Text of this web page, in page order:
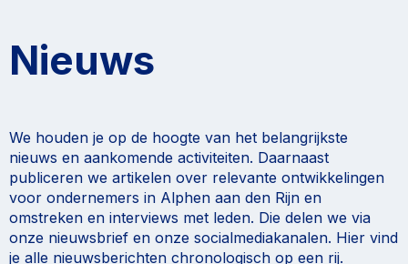
Nieuws
We houden je op de hoogte van het belangrijkste
nieuws en aankomende activiteiten. Daarnaast
publiceren we artikelen over relevante ontwikkelingen
voor ondernemers in Alphen aan den Rijn en
omstreken en interviews met leden. Die delen we via
onze nieuwsbrief en onze socialmediakanalen. Hier vind
je alle nieuwsberichten chronologisch op een rij.